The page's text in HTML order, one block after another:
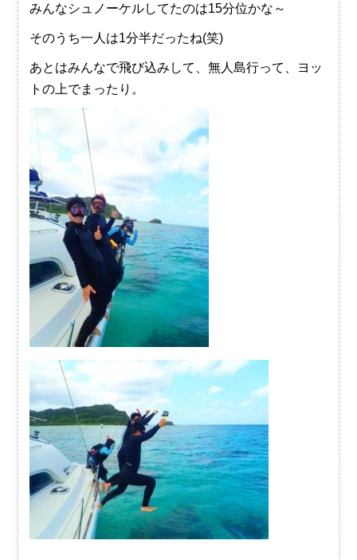
みんなシュノーケルしてたのは15分位かな～
そのうち一人は1分半だったね(笑)
あとはみんなで飛び込みして、無人島行って、ヨッ
トの上でまったり。